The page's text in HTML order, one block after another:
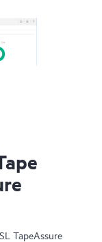
TapeAssure